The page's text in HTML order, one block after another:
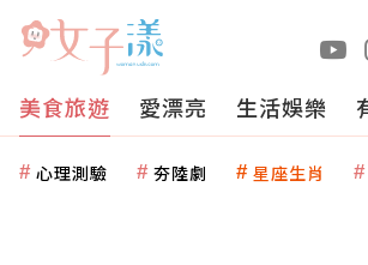
美食旅遊 愛漂亮 生活娛樂
心理測驗 夯陸劇 星座生肖